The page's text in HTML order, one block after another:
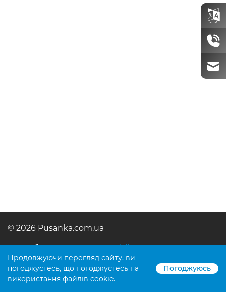
© 2026 Pusanka.com.ua
Розробка сайту -Taras Mushii
Продовжуючи перегляд сайту, ви
погоджуєтесь, що погоджуєтесь на
використання файлів cookie.
Погоджуюсь